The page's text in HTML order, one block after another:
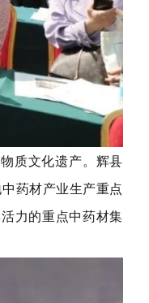
质文化遗产。辉县
药材产业生产重点
力的重点中药材集